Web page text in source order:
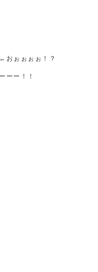
おぉぉぉぉ！？
ーー！！